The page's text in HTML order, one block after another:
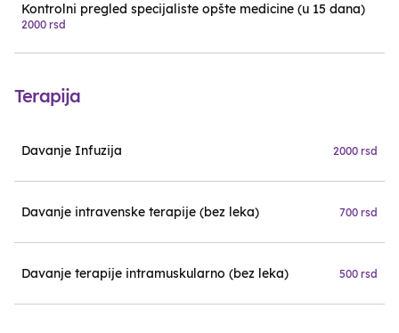
Kontrolni pregled specijaliste opšte medicine (u 15 dana)
2000 rsd
Terapija
Davanje Infuzija 2000 rsd
Davanje intravenske terapije (bez leka) 700 rsd
Davanje terapije intramuskularno (bez leka) 500 rsd